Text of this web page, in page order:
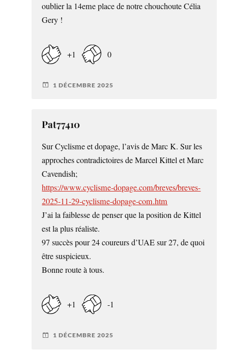
oublier la 14eme place de notre chouchoute Célia
Gery !
+1 0
1 DÉCEMBRE 2025
Pat77410
Sur Cyclisme et dopage, l’avis de Marc K. Sur les
approches contradictoires de Marcel Kittel et Marc
Cavendish;
https://www.cyclisme-dopage.com/breves/breves-
2025-11-29-cyclisme-dopage-com.htm
J’ai la faiblesse de penser que la position de Kittel
est la plus réaliste.
97 succès pour 24 coureurs d’UAE sur 27, de quoi
être suspicieux.
Bonne route à tous.
+1 -1
1 DÉCEMBRE 2025